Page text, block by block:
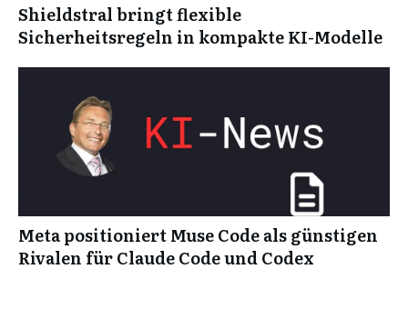
Shieldstral bringt flexible
Sicherheitsregeln in kompakte KI-Modelle
Meta positioniert Muse Code als günstigen
Rivalen für Claude Code und Codex